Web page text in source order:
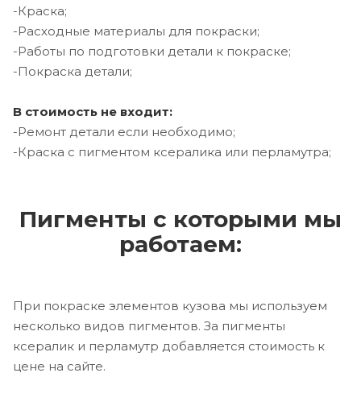
-Краска;
-Расходные материалы для покраски;
-Работы по подготовки детали к покраске;
-Покраска детали;
В стоимость не входит:
-Ремонт детали если необходимо;
-Краска с пигментом ксералика или перламутра;
Пигменты с которыми мы
работаем:
При покраске элементов кузова мы используем
несколько видов пигментов. За пигменты
ксералик и перламутр добавляется стоимость к
цене на сайте.